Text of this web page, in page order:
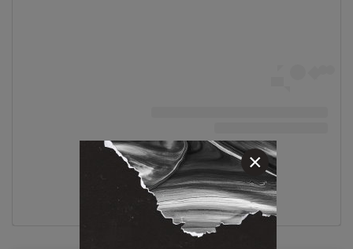
A post shared by @patmcgrathreal
×